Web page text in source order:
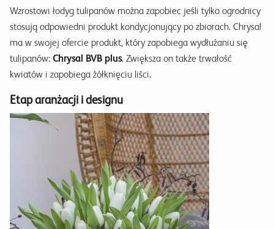
Wzrostowi łodyg tulipanów można zapobiec jeśli tylko ogrodnicy
stosują odpowiedni produkt kondycjonujący po zbiorach. Chrysal
ma w swojej ofercie produkt, który zapobiega wydłużaniu się
tulipanów: Chrysal BVB plus. Zwiększa on także trwałość
kwiatów i zapobiega żółknięciu liści.
Etap aranżacji i designu